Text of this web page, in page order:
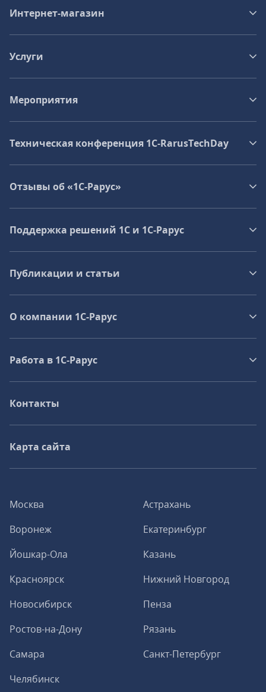
Москва
Астрахань
Воронеж
Екатеринбург
Йошкар-Ола
Казань
Красноярск
Нижний Новгород
Новосибирск
Пенза
Ростов-на-Дону
Рязань
Самара
Санкт-Петербург
Челябинск
Интернет-магазин
Услуги
Мероприятия
Техническая конференция 1C‑RarusTechDay
Отзывы об «1С-Рарус»
Поддержка решений 1С и 1С‑Рарус
Публикации и статьи
О компании 1C-Рарус
Работа в 1С‑Рарус
Контакты
Карта сайта